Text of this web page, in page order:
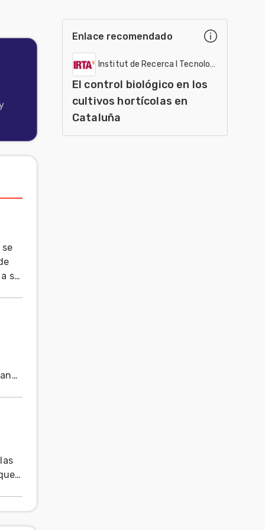
su
Enlace recomendado
Institut de Recerca I Tecnologia
El control biológico en los
cultivos hortícolas en
Cataluña